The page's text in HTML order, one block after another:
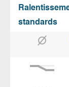
standards